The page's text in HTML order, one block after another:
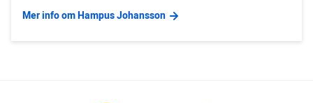
Mer info om Hampus Johansson